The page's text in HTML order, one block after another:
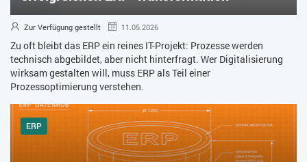
Zur Verfügung gestellt 11.05.2026
Zu oft bleibt das ERP ein reines IT-Projekt: Prozesse werden
technisch abgebildet, aber nicht hinterfragt. Wer Digitalisierung
wirksam gestalten will, muss ERP als Teil einer
Prozessoptimierung verstehen.
ERP